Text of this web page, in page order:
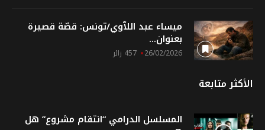
ميساء عبد اللاّوي/تونس: قصّة قصيرة
بعنوان...
26/02/2026 457 زائر
الأكثر متابعة
المسلسل الدرامي “انتقام مشروع” هل